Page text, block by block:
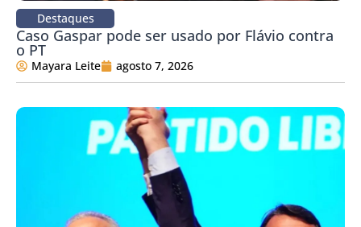
Destaques
Caso Gaspar pode ser usado por Flávio contra
o PT
Mayara Leite agosto 7, 2026